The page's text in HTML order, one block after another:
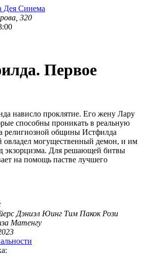
320
Первое
нависло проклятие. Его жену Лару
способны проникать в реальную
религиозной общины Истфилда
овладел могущественный демон, и им
экзорцизма. Для решающей битвы
на помощь пастве лучшего
Дэниэл Юинг Тим Пакок Рози
Матенгу